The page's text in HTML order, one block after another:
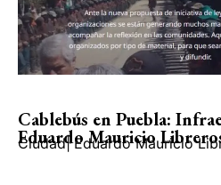
Cablebús en Puebla:
Eduardo Mauricio
Ciudad| Eduardo Mauricio